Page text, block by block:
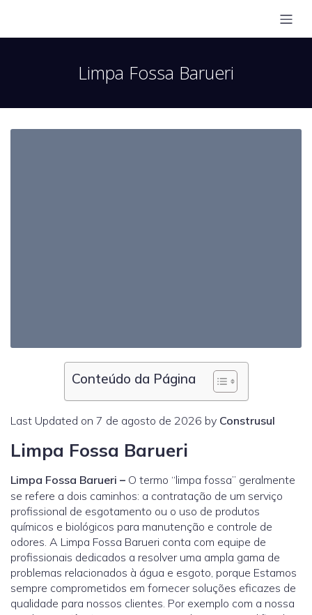
Limpa Fossa Barueri
Conteúdo da Página
Last Updated on 7 de agosto de 2026 by Construsul
Limpa Fossa Barueri
Limpa Fossa Barueri – O termo “limpa fossa” geralmente
se refere a dois caminhos: a contratação de um serviço
profissional de esgotamento ou o uso de produtos
químicos e biológicos para manutenção e controle de
odores. A Limpa Fossa Barueri conta com equipe de
profissionais dedicados a resolver uma ampla gama de
problemas relacionados à água e esgoto, porque Estamos
sempre comprometidos em fornecer soluções eficazes de
qualidade para nossos clientes. Por exemplo com a nossa